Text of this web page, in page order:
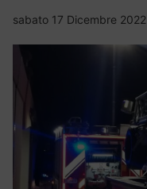
sabato 17 Dicembre 2022